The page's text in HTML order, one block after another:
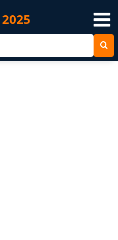
2025